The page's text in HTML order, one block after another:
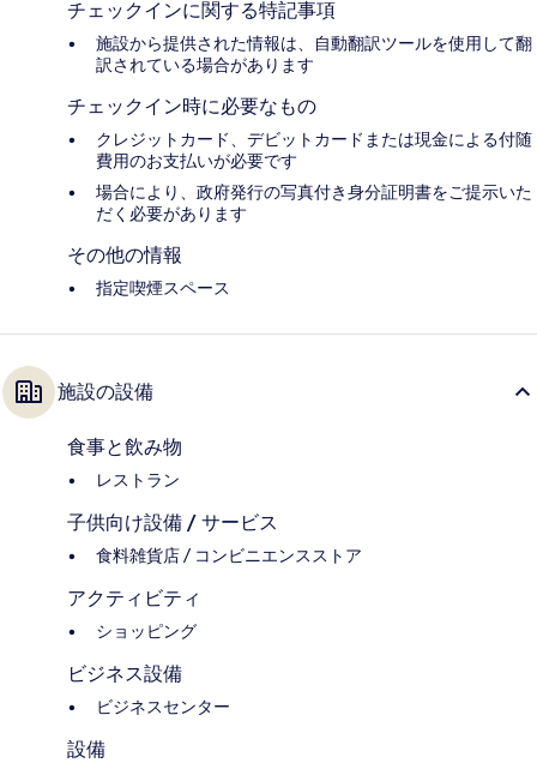
チェックインに関する特記事項
施設から提供された情報は、自動翻訳ツールを使用して翻
訳されている場合があります
チェックイン時に必要なもの
クレジットカード、デビットカードまたは現金による付随
費用のお支払いが必要です
場合により、政府発行の写真付き身分証明書をご提示いた
だく必要があります
その他の情報
指定喫煙スペース
施設の設備
食事と飲み物
レストラン
子供向け設備 / サービス
食料雑貨店 / コンビニエンスストア
アクティビティ
ショッピング
ビジネス設備
ビジネスセンター
設備